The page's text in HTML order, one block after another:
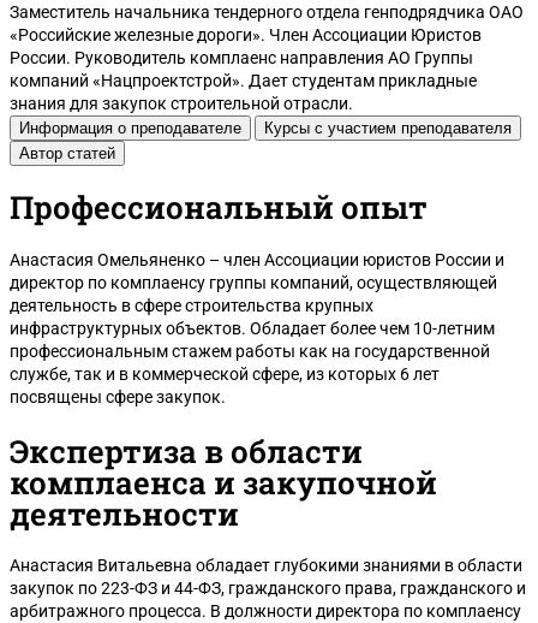
Тула
Заместитель начальника тендерного отдела генподрядчика ОАО
«Российские железные дороги». Член Ассоциации Юристов
России. Руководитель комплаенс направления АО Группы
компаний «Нацпроектстрой». Дает студентам прикладные
знания для закупок строительной отрасли.
Информация о преподавателе
Курсы с участием преподавателя
Автор статей
Профессиональный опыт
Анастасия Омельяненко – член Ассоциации юристов России и
директор по комплаенсу группы компаний, осуществляющей
деятельность в сфере строительства крупных
инфраструктурных объектов. Обладает более чем 10-летним
профессиональным стажем работы как на государственной
службе, так и в коммерческой сфере, из которых 6 лет
посвящены сфере закупок.
Экспертиза в области
комплаенса и закупочной
деятельности
Анастасия Витальевна обладает глубокими знаниями в области
закупок по 223-ФЗ и 44-ФЗ, гражданского права, гражданского и
арбитражного процесса. В должности директора по комплаенсу